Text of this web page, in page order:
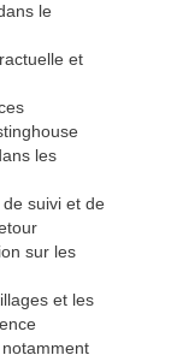
le
et
les
suivi et de
sur les
et les